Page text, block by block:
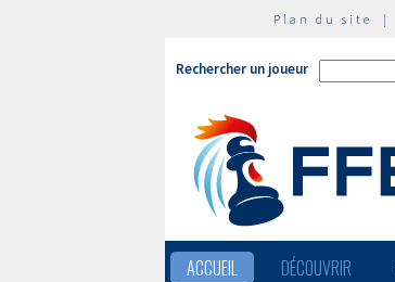
Plan du site |
Rechercher un joueur
ACCUEIL DÉCOUVRIR